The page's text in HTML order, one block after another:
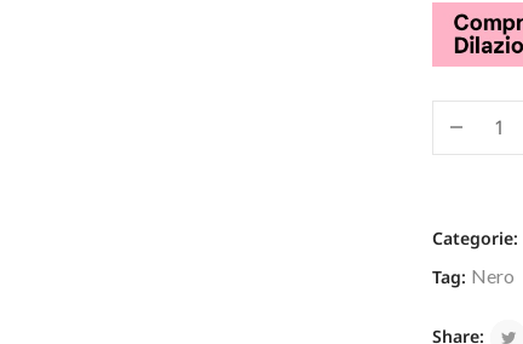
Categorie:
Tag: Nero
Share: